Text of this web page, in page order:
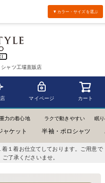
ャツ工場直販店
マイページ カート
力の着心地
ャケット
ラクで動きやすい
半袖・ポロシャツ
眠
１着お仕立てしております。ご用意で
了承くださいませ。
▼カラー・サイズを選ぶ